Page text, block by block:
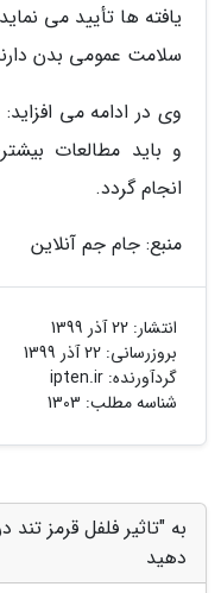
یافته ها تأیید می
سلامت عمومی بدن
وی در ادامه می
و باید مطالعات
انجام گردد.
منبع: جام جم آنلاین
انتشار: 22 آذر 1399
بروزرسانی: 22 آذر 1399
گردآورنده: ipten.ir
شناسه مطلب: 1303
به "تاثیر فلفل قرمز
دهید